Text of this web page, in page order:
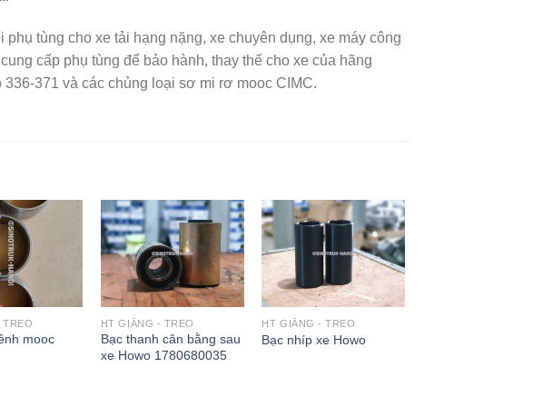
phụ tùng cho xe tải hạng nặng, xe chuyên dụng, xe máy công
cấp phụ tùng để bảo hành, thay thế cho xe của hãng
371 và các chủng loại sơ mi rơ mooc CIMC.
mooc
HT GIẰNG - TREO
Bạc thanh cân bằng sau
xe Howo 1780680035
HT GIẰNG - TREO
Bạc nhíp xe Howo